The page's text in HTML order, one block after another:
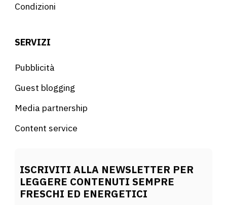
Condizioni
SERVIZI
Pubblicità
Guest blogging
Media partnership
Content service
ISCRIVITI ALLA NEWSLETTER PER
LEGGERE CONTENUTI SEMPRE
FRESCHI ED ENERGETICI